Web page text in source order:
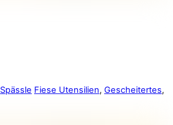
Spässle Fiese Utensilien, Gescheitertes,